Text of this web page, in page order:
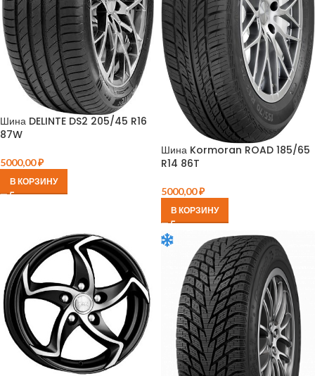
Шина DELINTE DS2 205/45 R16
87W
5000,00₽
В КОРЗИНУ
Шина Kormoran ROAD 185/65
R14 86T
5000,00₽
В КОРЗИНУ